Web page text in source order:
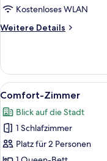
Kostenloses WLAN
Weitere Details
Weitere
Doppelzimmer
Alle
Fotos
für
Comfort-
Zimmer
11
Comfort-Zimmer
Blick auf die Stadt
1 Schlafzimmer
Platz für 2 Personen